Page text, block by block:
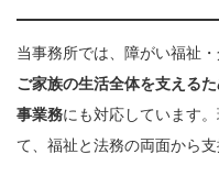
当事務所では、障がい福祉
ご家族の生活全体を支える
事業務にも対応しています
て、福祉と法務の両面から支